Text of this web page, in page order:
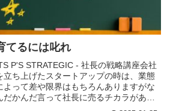
てるには叱れ
P'S STRATEGIC - 社長の戦略講座会社
立ち上げたスタートアップの時は、業態
よって差や限界はもちろんありますがな
だかんだ言って社長に売るチカラがあれ